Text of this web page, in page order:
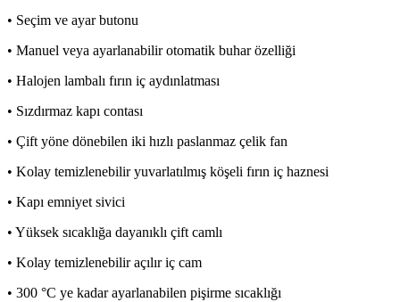
• Seçim ve ayar butonu
• Manuel veya ayarlanabilir otomatik buhar özelliği
• Halojen lambalı fırın iç aydınlatması
• Sızdırmaz kapı contası
• Çift yöne dönebilen iki hızlı paslanmaz çelik fan
• Kolay temizlenebilir yuvarlatılmış köşeli fırın iç haznesi
• Kapı emniyet sivici
• Yüksek sıcaklığa dayanıklı çift camlı
• Kolay temizlenebilir açılır iç cam
• 300 °C ye kadar ayarlanabilen pişirme sıcaklığı